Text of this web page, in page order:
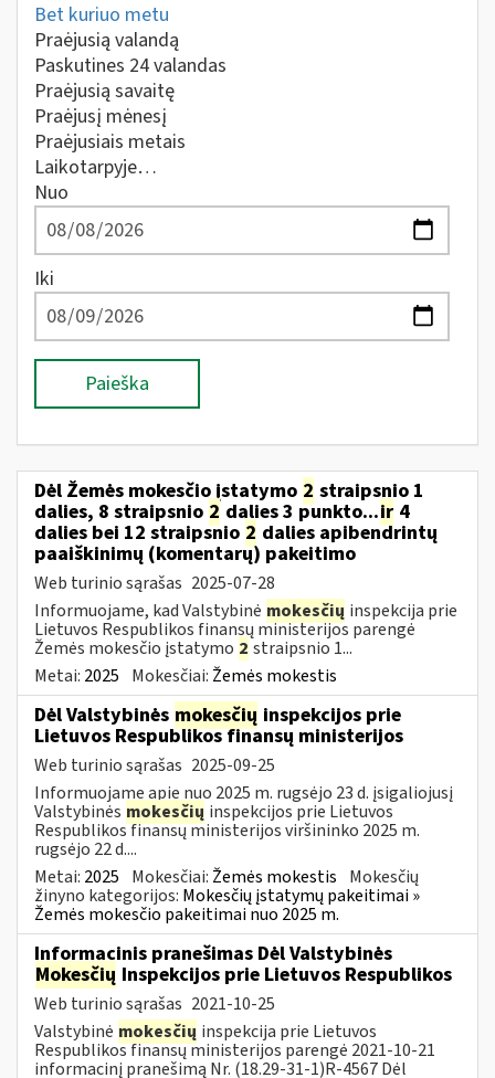
Bet kuriuo metu
Praėjusią valandą
Paskutines 24 valandas
Praėjusią savaitę
Praėjusį mėnesį
Praėjusiais metais
Laikotarpyje…
Nuo
Iki
Paieška
Dėl Žemės mokesčio įstatymo 2 straipsnio 1
dalies, 8 straipsnio 2 dalies 3 punkto...ir 4
dalies bei 12 straipsnio 2 dalies apibendrintų
paaiškinimų (komentarų) pakeitimo
Web turinio sąrašas 2025-07-28
Informuojame, kad Valstybinė mokesčių inspekcija prie
Lietuvos Respublikos finansų ministerijos parengė
Žemės mokesčio įstatymo 2 straipsnio 1...
Metai: 2025 Mokesčiai: Žemės mokestis
Dėl Valstybinės mokesčių inspekcijos prie
Lietuvos Respublikos finansų ministerijos
Web turinio sąrašas 2025-09-25
Informuojame apie nuo 2025 m. rugsėjo 23 d. įsigaliojusį
Valstybinės mokesčių inspekcijos prie Lietuvos
Respublikos finansų ministerijos viršininko 2025 m.
rugsėjo 22 d....
Metai: 2025 Mokesčiai: Žemės mokestis Mokesčių
žinyno kategorijos: Mokesčių įstatymų pakeitimai »
Žemės mokesčio pakeitimai nuo 2025 m.
Informacinis pranešimas Dėl Valstybinės
Mokesčių Inspekcijos prie Lietuvos Respublikos
Web turinio sąrašas 2021-10-25
Valstybinė mokesčių inspekcija prie Lietuvos
Respublikos finansų ministerijos parengė 2021-10-21
informacinį pranešimą Nr. (18.29-31-1)R-4567 Dėl